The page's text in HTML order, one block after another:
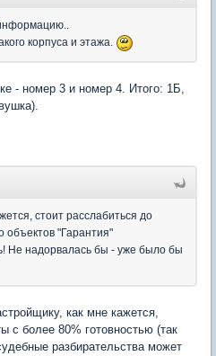
корпуса и этажа.
- номер 3 и номер 4. Итого: 1Б,
стоит расслабиться до
объектов "Гарантия"
Не надорвалась бы - уже было бы
как мне кажется,
с более 80% готовностью (так
разбирательства может